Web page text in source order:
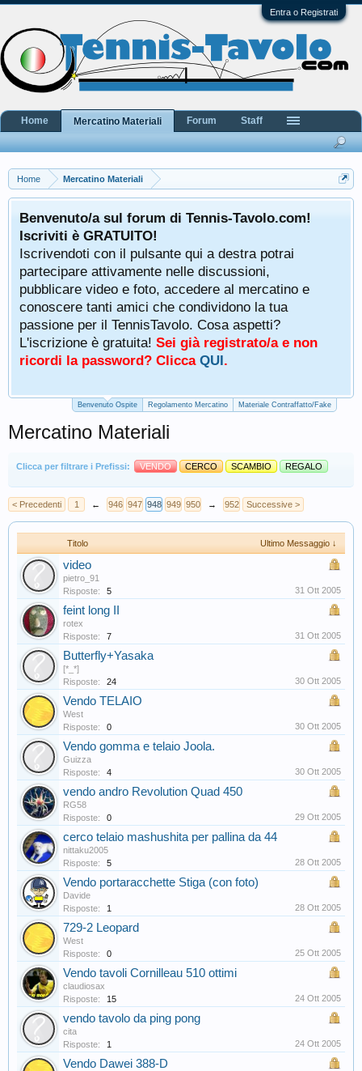
Entra o Registrati
Home Mercatino Materiali
Benvenuto/a sul forum di Tennis-Tavolo.com!
Iscriviti è GRATUITO!
Iscrivendoti con il pulsante qui a destra potrai
partecipare attivamente nelle discussioni,
pubblicare video e foto, accedere al mercatino e
conoscere tanti amici che condividono la tua
passione per il TennisTavolo. Cosa aspetti?
L'iscrizione è gratuita! Sei già registrato/a e non
ricordi la password? Clicca QUI.
Benvenuto Ospite Regolamento Mercatino Materiale Contraffatto/Fake
Mercatino Materiali
Clicca per filtrare i Prefissi: VENDO CERCO SCAMBIO REGALO
< Precedenti 1 ← 946 947 948 949 950 → 952 Successive >
Titolo Ultimo Messaggio ↓
video
pietro_91
Risposte:
5 31 Ott 2005
feint long II
rotex
Risposte:
7 31 Ott 2005
Butterfly+Yasaka
[*_*]
Risposte:
24 30 Ott 2005
Vendo TELAIO
West
Risposte:
0 30 Ott 2005
Vendo gomma e telaio Joola.
Guizza
Risposte:
4 30 Ott 2005
vendo andro Revolution Quad 450
RG58
Risposte:
0 29 Ott 2005
cerco telaio mashushita per pallina da 44
nittaku2005
Risposte:
5 28 Ott 2005
Vendo portaracchette Stiga (con foto)
Davide
Risposte:
1 28 Ott 2005
729-2 Leopard
West
Risposte:
0 25 Ott 2005
Vendo tavoli Cornilleau 510 ottimi
claudiosax
Risposte:
15 24 Ott 2005
vendo tavolo da ping pong
cita
Risposte:
1 24 Ott 2005
Vendo Dawei 388-D
Home Mercatino Materiali Forum Staff